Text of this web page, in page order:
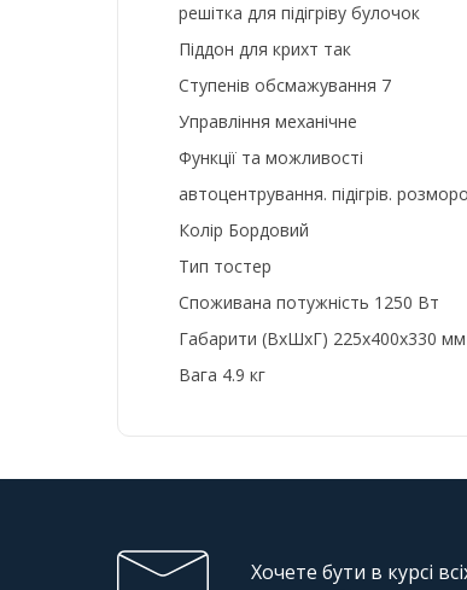
решітка для підігріву булочок
Піддон для крихт так
Ступенів обсмажування 7
Управління механічне
Функції та можливості
автоцентрування. підігрів.
Колір Бордовий
Тип тостер
Споживана потужність 1250 Вт
Габарити (ВхШхГ) 225x400x330 мм
Вага 4.9 кг
Хочете бути в курсі